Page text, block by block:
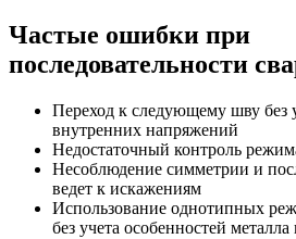
Частые ошибки при
последовательности
Переход к следующему шву без
внутренних напряжений
Недостаточный контроль
Несоблюдение симметрии и
ведет к искажениям
Использование однотипных
без учета особенностей